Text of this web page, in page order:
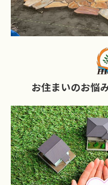
お住まいのお悩